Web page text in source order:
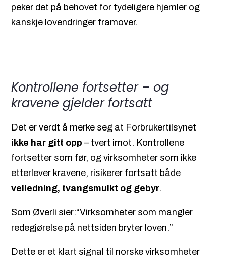
peker det på behovet for tydeligere hjemler og
kanskje lovendringer framover.
Kontrollene fortsetter – og
kravene gjelder fortsatt
Det er verdt å merke seg at Forbrukertilsynet
ikke har gitt opp – tvert imot. Kontrollene
fortsetter som før, og virksomheter som ikke
etterlever kravene, risikerer fortsatt både
veiledning, tvangsmulkt og gebyr.
Som Øverli sier:“Virksomheter som mangler
redegjørelse på nettsiden bryter loven.”
Dette er et klart signal til norske virksomheter